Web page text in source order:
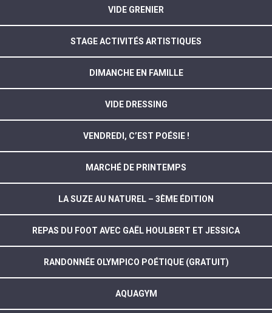
VIDE GRENIER
STAGE ACTIVITÉS ARTISTIQUES
DIMANCHE EN FAMILLE
VIDE DRESSING
VENDREDI, C’EST POÉSIE !
MARCHÉ DE PRINTEMPS
LA SUZE AU NATUREL – 3ÈME ÉDITION
REPAS DU FOOT AVEC GAËL HOULBERT ET JESSICA
RANDONNÉE OLYMPICO POÉTIQUE (GRATUIT)
AQUAGYM